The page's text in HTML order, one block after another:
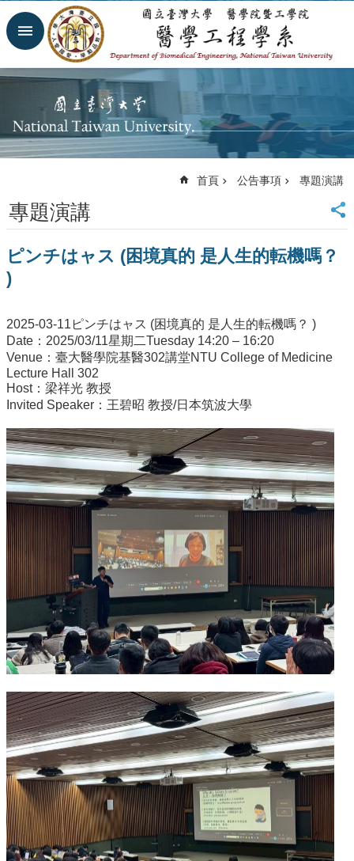
跳到主要內容區塊
進
搜
首
頁
覽
大
大
醫
院
醫
學
院
工
學
院
聯
絡
信
English
公
告
事
項
關
於
醫
工
課
程
教
首頁 公告事項 專題演講
專題演講
ピンチはャス (困境真的 是人生的転機嗎？
)
2025-03-11ピンチはャス (困境真的 是人生的転機嗎？ )
Date：2025/03/11星期二Tuesday 14:20 – 16:20
Venue：臺大醫學院基醫302講堂NTU College of Medicine
Lecture Hall 302
Host：梁祥光 教授
Invited Speaker：王碧昭 教授/日本筑波大學